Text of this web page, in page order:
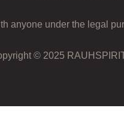
anyone under the legal
© 2025